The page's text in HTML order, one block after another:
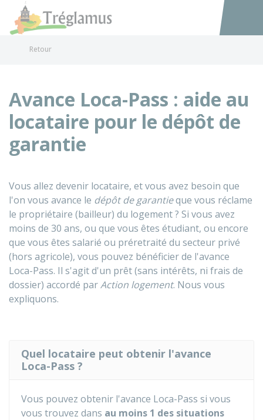
Accéder
Retour
Avance Loca-Pass : aide au
locataire pour le dépôt de
garantie
Vous allez devenir locataire, et vous avez besoin que
l'on vous avance le dépôt de garantieque vous réclame
le propriétaire (bailleur) du logement ? Si vous avez
moins de 30 ans, ou que vous êtes étudiant, ou encore
que vous êtes salarié ou préretraité du secteur privé
(hors agricole), vous pouvez bénéficier de l'avance
Loca-Pass. Il s'agit d'un prêt (sans intérêts, ni frais de
dossier) accordé parAction logement. Nous vous
expliquons.
Quel locataire peut obtenir l'avance
Loca-Pass ?
Vous pouvez obtenir l'avance Loca-Pass si vous
vous trouvez dans au moins 1 des situations